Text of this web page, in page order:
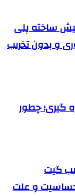
ساخته پلی
و بدون تخریب
گیری؛ چطور
گیت
حساسیت و علت